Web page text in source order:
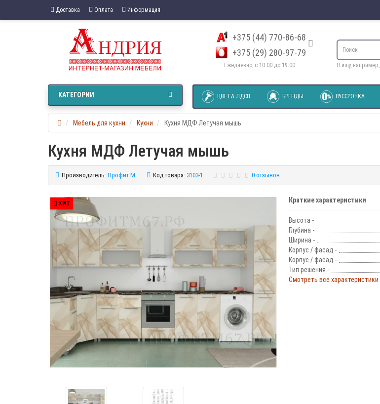
Доставка Оплата Информация
+375 (44) 770-86-68
+375 (29) 280-97-79
Ежедневно, с 10:00 до 19:00 Я ищу, например,
ЦВЕТА ЛДСП БРЕНДЫ РАССРОЧКА
КАТЕГОРИИ
Мебель для кухни Кухни Кухня МДФ Летучая мышь
Кухня МДФ Летучая мышь
Производитель: Профит М Код товара: 3103-1 0 отзывов
ХИТ Краткие характеристики
Высота -
Глубина -
Ширина -
Корпус / фасад -
Корпус / фасад -
Тип решения -
Смотреть все характеристики